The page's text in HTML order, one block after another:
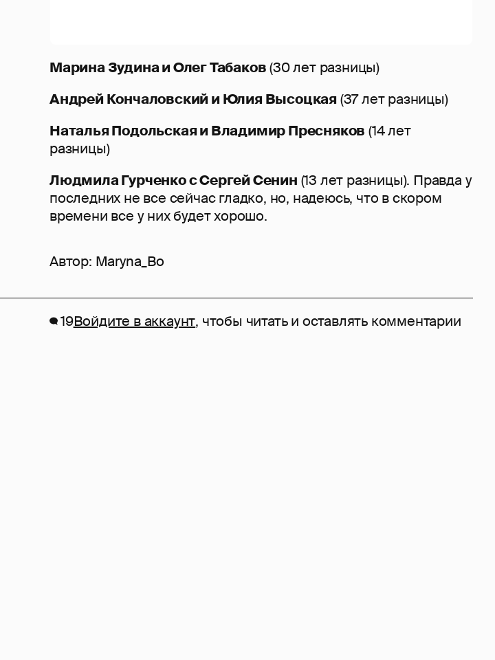
Марина Зудина и Олег Табаков(30 лет разницы)
Андрей Кончаловский и Юлия Высоцкая (37 лет разницы)
Наталья Подольская и Владимир Пресняков (14 лет
разницы)
Людмила Гурченко с Сергей Сенин (13 лет разницы). Правда у
последних не все сейчас гладко, но, надеюсь, что в скором
времени все у них будет хорошо.
Автор: Maryna_Bo
19Войдите в аккаунт, чтобы читать и оставлять комментарии